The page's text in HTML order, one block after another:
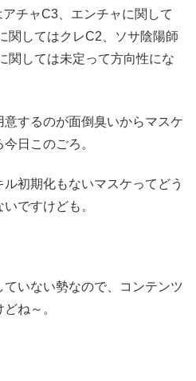
チャC3、エンチャに関して
関してはクレC2、ソサ陰陽師
関しては未定って方向性にな
するのが面倒臭いからマスケ
日このごろ。
初期化もないマスケってどう
ですけども。
いない勢なので、コンテンツ
ね～。